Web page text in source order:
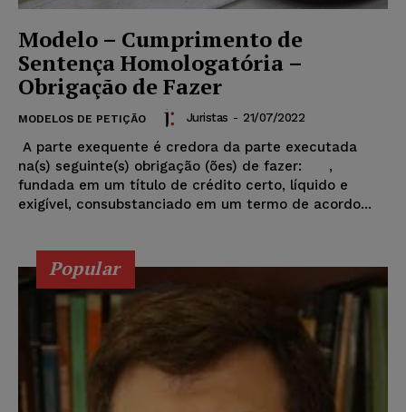
Modelo – Cumprimento de
Sentença Homologatória –
Obrigação de Fazer
MODELOS DE PETIÇÃO Juristas - 21/07/2022
A parte exequente é credora da parte executada
na(s) seguinte(s) obrigação (ões) de fazer: ,
fundada em um título de crédito certo, líquido e
exigível, consubstanciado em um termo de acordo...
Popular